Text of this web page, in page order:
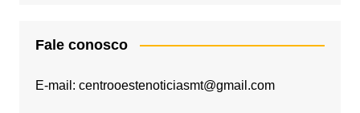
Fale conosco
E-mail: centrooestenoticiasmt@gmail.com